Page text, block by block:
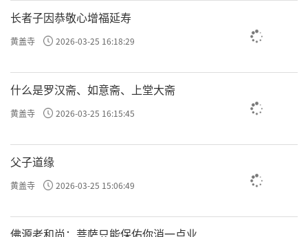
长者子因恭敬心增福延寿
黄盖寺 2026-03-25 16:18:29
什么是罗汉斋、如意斋、上堂大斋
黄盖寺 2026-03-25 16:15:45
父子道缘
黄盖寺 2026-03-25 15:06:49
佛源老和尚：菩萨只能保佑你消一点业